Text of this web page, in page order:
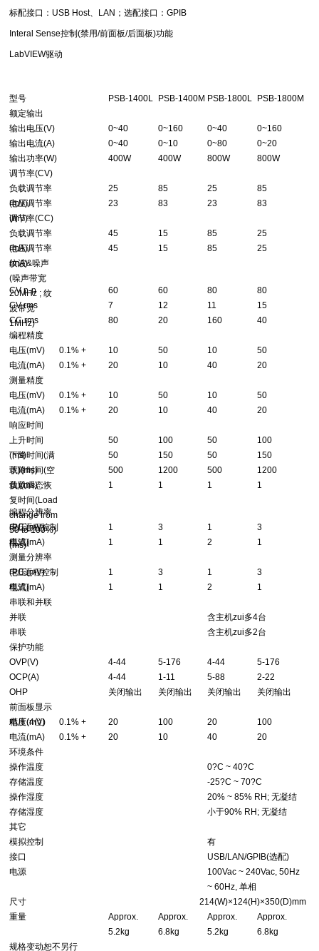
标配接口：USB Host、LAN；选配接口：GPIB
Interal Sense控制(禁用/前面板/后面板)功能
LabVIEW驱动
型号 PSB-1400L PSB-1400M PSB-1800L
PSB-1800M
额定输出
输出电压(V)
0~40 0~160 0~40
0~160
输出电流(A)
0~40 0~10 0~80
0~20
输出功率(W)
400W 400W 800W
800W
调节率(CV)
负载调节率
(mV)
25 85 25
85
电压调节率
(mV)
23 83 23
83
调节率(CC)
负载调节率
(mA)
45 15 85
25
电压调节率
(mA)
45 15 85
25
纹波&噪声
(噪声带宽
20MHz ; 纹
波带宽
1MHz)
CV p-p 60 60 80
80
CV rms
7 12 11
15
CC rms
80 20 160
40
编程精度
电压(mV)
0.1% + 10 50 10
50
电流(mA)
0.1% + 20 10 40
20
测量精度
电压(mV)
0.1% + 10 50 10
50
电流(mA)
0.1% + 20 10 40
20
响应时间
上升时间
(ms)
50 100 50
100
下降时间(满
载)(ms)
50 150 50
150
下降时间(空
载)(ms)
500 1200 500
1200
负载瞬态恢
复时间(Load
change from
50 to 100%)
(ms)
1 1 1 1
编程分辨率
(PC远程控制
模式)
电压(mV) 1 3 1
3
电流(mA)
1 1 2
1
测量分辨率
(PC远程控制
模式)
电压(mV) 1 3 1
3
电流(mA)
1 1 2
1
串联和并联
并联
含主机zui多4台
串联
含主机zui多2台
保护功能
OVP(V)
4-44 5-176 4-44
5-176
OCP(A)
4-44 1-11 5-88
2-22
OHP
关闭输出 关闭输出 关闭输出
关闭输出
前面板显示
精度(4位)
电压(mV) 0.1% + 20 100 20
100
电流(mA)
0.1% + 20 10 40
20
环境条件
操作温度
0?C ~ 40?C
存储温度
-25?C ~ 70?C
操作湿度
20% ~ 85% RH; 无凝结
存储湿度
小于90% RH; 无凝结
其它
模拟控制
有
接口
USB/LAN/GPIB(选配)
电源
100Vac ~ 240Vac, 50Hz
~ 60Hz, 单相
尺寸
214(W)×124(H)×350(D)mm
重量
Approx.
5.2kg
Approx.
6.8kg
Approx.
5.2kg
Approx.
6.8kg
规格变动恕不另行